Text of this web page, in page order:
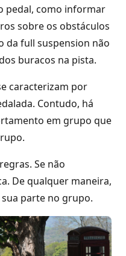
pedal, como informar
sobre os obstáculos
da full suspension não
buracos na pista.
caracterizam por
Contudo, há
em grupo que
Se não
De qualquer maneira,
parte no grupo.